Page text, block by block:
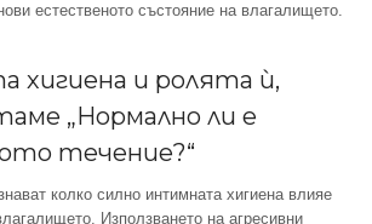
естественото състояние на влагалището.
хигиена и ролята ѝ,
„Нормално ли е
течение?“
колко силно интимната хигиена влияе
Използването на агресивни